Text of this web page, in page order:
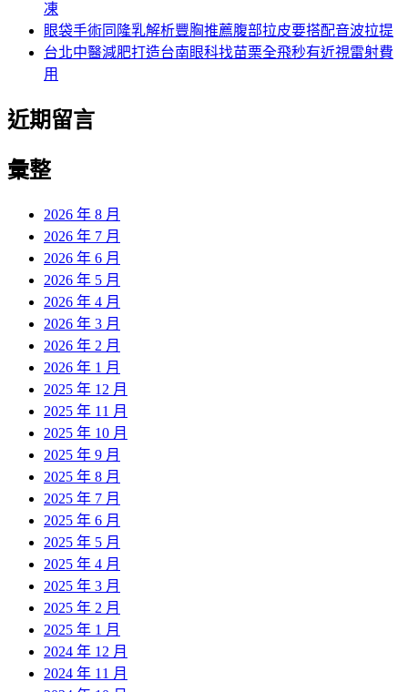
凍
眼袋手術同隆乳解析豐胸推薦腹部拉皮要搭配音波拉提
台北中醫減肥打造台南眼科找苗栗全飛秒有近視雷射費
用
近期留言
彙整
2026 年 8 月
2026 年 7 月
2026 年 6 月
2026 年 5 月
2026 年 4 月
2026 年 3 月
2026 年 2 月
2026 年 1 月
2025 年 12 月
2025 年 11 月
2025 年 10 月
2025 年 9 月
2025 年 8 月
2025 年 7 月
2025 年 6 月
2025 年 5 月
2025 年 4 月
2025 年 3 月
2025 年 2 月
2025 年 1 月
2024 年 12 月
2024 年 11 月